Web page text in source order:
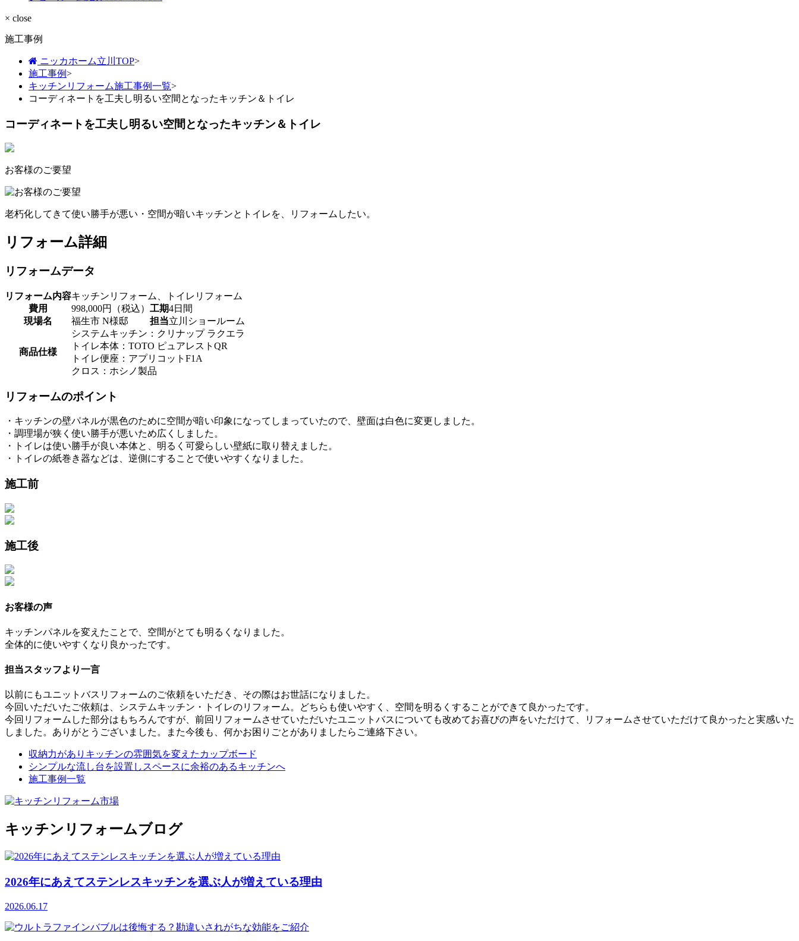
× close
施工事例
ニッカホーム立川TOP>
施工事例>
キッチンリフォーム施工事例一覧>
コーディネートを工夫し明るい空間となったキッチン＆トイレ
コーディネートを工夫し明るい空間となったキッチン＆トイレ
お客様のご要望
老朽化してきて使い勝手が悪い・空間が暗いキッチンとトイレを、リフォームしたい。
リフォーム詳細
リフォームデータ
リフォーム内容キッチンリフォーム、トイレリフォーム
費用
998,000円（税込） 工期4日間
現場名
福生市 N様邸 担当立川ショールーム
商品仕様
システムキッチン：クリナップ ラクエラ
トイレ本体：TOTO ピュアレストQR
トイレ便座：アプリコットF1A
クロス：ホシノ製品
リフォームのポイント
・キッチンの壁パネルが黒色のために空間が暗い印象になってしまっていたので、壁面は白色に変更しました。
・調理場が狭く使い勝手が悪いため広くしました。
・トイレは使い勝手が良い本体と、明るく可愛らしい壁紙に取り替えました。
・トイレの紙巻き器などは、逆側にすることで使いやすくなりました。
施工前
施工後
お客様の声
キッチンパネルを変えたことで、空間がとても明るくなりました。
全体的に使いやすくなり良かったです。
担当スタッフより一言
以前にもユニットバスリフォームのご依頼をいただき、その際はお世話になりました。
今回いただいたご依頼は、システムキッチン・トイレのリフォーム。どちらも使いやすく、空間を明るくすることができて良かったです。
今回リフォームした部分はもちろんですが、前回リフォームさせていただいたユニットバスについても改めてお喜びの声をいただけて、リフォームさせていただけて良かったと実感いた
しました。ありがとうございました。また今後も、何かお困りごとがありましたらご連絡下さい。
収納力がありキッチンの雰囲気を変えたカップボード
シンプルな流し台を設置しスペースに余裕のあるキッチンへ
施工事例一覧
キッチンリフォームブログ
2026年にあえてステンレスキッチンを選ぶ人が増えている理由
2026.06.17